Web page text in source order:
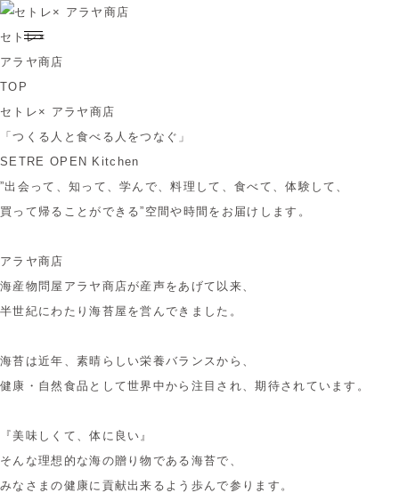
セトレ×
アラヤ商店
TOP
セトレ× アラヤ商店
「つくる人と食べる人をつなぐ」
SETRE OPEN Kitchen
”出会って、知って、学んで、料理して、食べて、体験して、
買って帰ることができる”空間や時間をお届けします。
アラヤ商店
海産物問屋アラヤ商店が産声をあげて以来、
半世紀にわたり海苔屋を営んできました。
海苔は近年、素晴らしい栄養バランスから、
健康・自然食品として世界中から注目され、期待されています。
『美味しくて、体に良い』
そんな理想的な海の贈り物である海苔で、
みなさまの健康に貢献出来るよう歩んで参ります。